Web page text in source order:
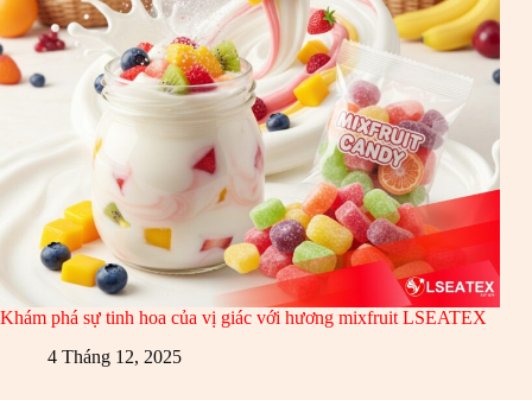
Khám phá sự tinh hoa của vị giác với hương mixfruit LSEATEX
4 Tháng 12, 2025